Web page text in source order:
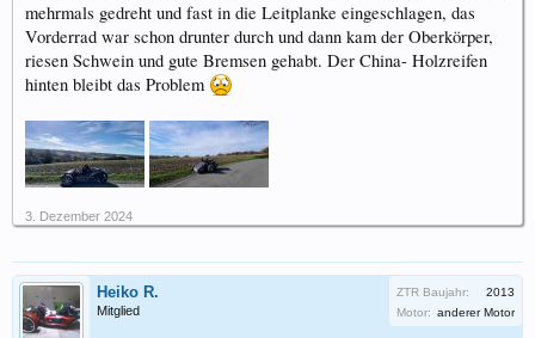
mehrmals gedreht und fast in die Leitplanke eingeschlagen, das
Vorderrad war schon drunter durch und dann kam der Oberkörper,
riesen Schwein und gute Bremsen gehabt. Der China- Holzreifen
hinten bleibt das Problem
3. Dezember 2024
Heiko R.
Mitglied
ZTR Baujahr:
2013
Motor: anderer Motor